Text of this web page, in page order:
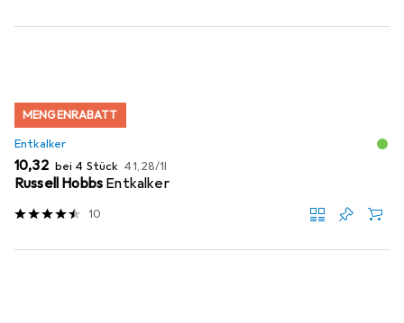
MENGENRABATT
Entkalker
EUR
10,32 bei 4 Stück EUR
41,28/1l
Russell Hobbs Entkalker
10